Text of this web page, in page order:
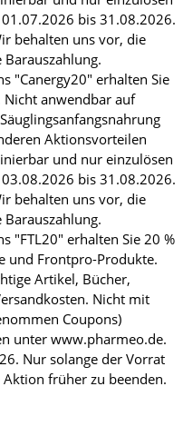
bis 31.08.2026.
behalten uns vor, die
"Canergy20" erhalten Sie
Nicht anwendbar auf
Aktionsvorteilen
und nur einzulösen
bis 31.08.2026.
behalten uns vor, die
"FTL20" erhalten Sie 20 %
und Frontpro-Produkte.
Artikel, Bücher,
Nicht mit
Coupons)
unter www.pharmeo.de.
Nur solange der Vorrat
früher zu beenden.